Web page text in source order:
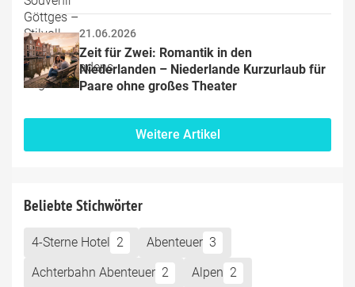
21.06.2026
Zeit für Zwei: Romantik in den
Niederlanden – Niederlande Kurzurlaub für
Paare ohne großes Theater
Weitere Artikel
Beliebte Stichwörter
4-Sterne Hotel 2 Abenteuer 3
Achterbahn Abenteuer 2 Alpen 2